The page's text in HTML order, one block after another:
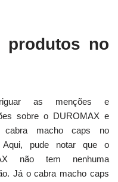
produtos no
as menções e
sobre o DUROMAX e
macho caps no
Aqui, pude notar que o
não tem nenhuma
Já o cabra macho caps